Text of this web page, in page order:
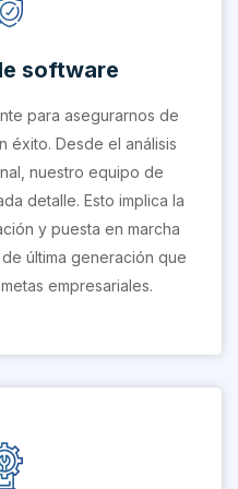
software
para asegurarnos de
éxito. Desde el análisis
nuestro equipo de
detalle. Esto implica la
y puesta en marcha
última generación que
empresariales.